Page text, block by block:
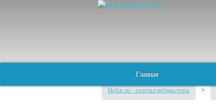
Главная
Helix.su - портал вебмастера >